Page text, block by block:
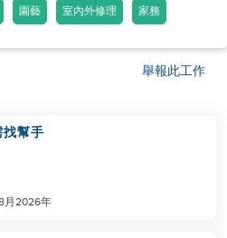
園藝 室內外修理 家務
舉報此工作
幫手
月2026年